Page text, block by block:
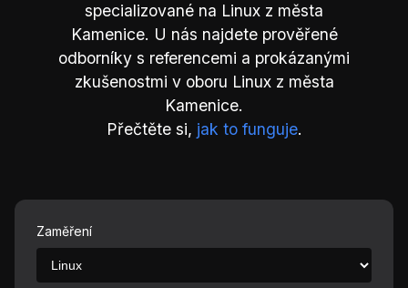
specializované na Linux z města
Kamenice. U nás najdete prověřené
odborníky s referencemi a prokázanými
zkušenostmi v oboru Linux z města
Kamenice.
Přečtěte si, jak to funguje.
Zaměření